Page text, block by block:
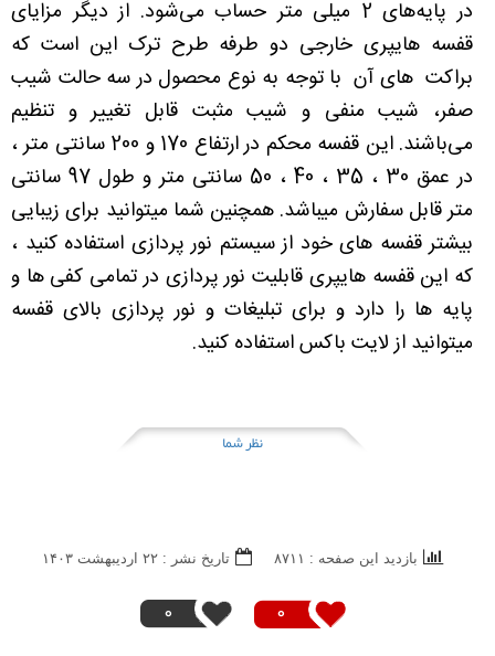
در پایه‌های 2 میلی متر حساب می‌شود. از دیگر مزایای
قفسه هایپری خارجی دو طرفه طرح ترک این است که
براکت های آن با توجه به نوع محصول در سه حالت شیب
صفر، شیب منفی و شیب مثبت قابل تغییر و تنظیم
می‌باشند. این قفسه محکم در ارتفاع 170 و 200 سانتی متر ،
در عمق 30 ، 35 ، 40 ، 50 سانتی متر و طول 97 سانتی
متر قابل سفارش میباشد. همچنین شما میتوانید برای زیبایی
بیشتر قفسه های خود از سیستم نور پردازی استفاده کنید ،
که این قفسه هایپری قابلیت نور پردازی در تمامی کفی ها و
پایه ها را دارد و برای تبلیغات و نور پردازی بالای قفسه
میتوانید از لایت باکس استفاده کنید.
نظر شما
0
0
بازدید این صفحه : ۸۷۱۱ تاریخ نشر : ۲۲ ارديبهشت ۱۴۰۳